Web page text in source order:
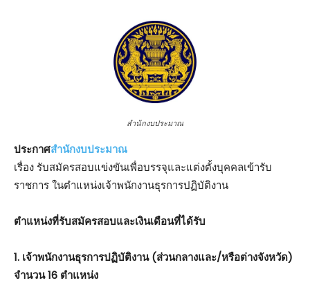
สำนักงบประมาณ
ประกาศสำนักงบประมาณ
เรื่อง รับสมัครสอบแข่งขันเพื่อบรรจุและแต่งตั้งบุคคลเข้ารับ
ราชการ ในตำแหน่งเจ้าพนักงานธุรการปฏิบัติงาน
ตําแหน่งที่รับสมัครสอบและเงินเดือนที่ได้รับ
1. เจ้าพนักงานธุรการปฏิบัติงาน (ส่วนกลางและ/หรือต่างจังหวัด)
จำนวน 16 ตำแหน่ง